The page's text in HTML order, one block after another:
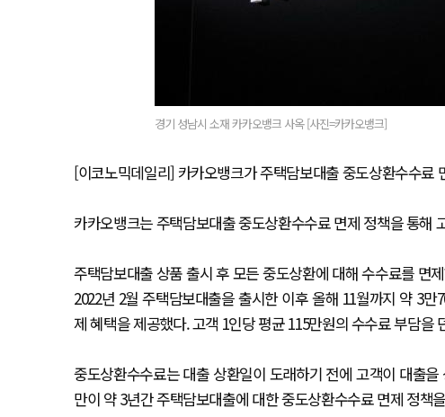
경기 성남시 소재 카카오뱅크 사옥 [사진=카카오뱅크]
[이코노믹데일리] 카카오뱅크가 주택담보대출 중도상환수수료
카카오뱅크는 주택담보대출 중도상환수수료 면제 정책을 통해
주택담보대출 상품 출시 후 모든 중도상환에 대해 수수료를 면
2022년 2월 주택담보대출을 출시한 이후 올해 11월까지 약 3
제 혜택을 제공했다. 고객 1인당 평균 115만원의 수수료 부담을
중도상환수수료는 대출 상환일이 도래하기 전에 고객이 대출
만이 약 3년간 주택담보대출에 대한 중도상환수수료 면제 정책